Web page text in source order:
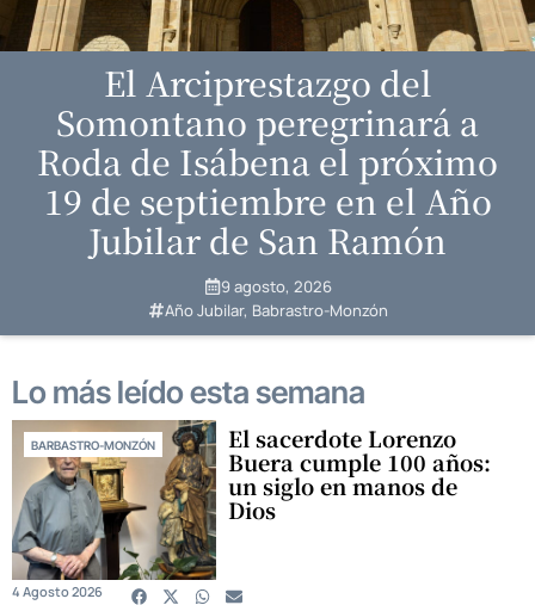
El Arciprestazgo del
Somontano peregrinará a
Roda de Isábena el próximo
19 de septiembre en el Año
Jubilar de San Ramón
9 agosto, 2026
Año Jubilar, Babrastro-Monzón
Lo más leído esta semana​
BARBASTRO-MONZÓN El sacerdote Lorenzo
Buera cumple 100 años:
un siglo en manos de
Dios
4 Agosto 2026